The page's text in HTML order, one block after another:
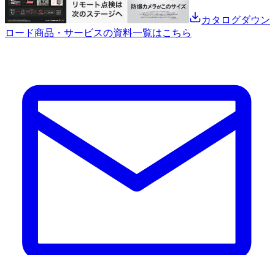
カタログダウン
ロード商品・サービスの資料一覧はこちら